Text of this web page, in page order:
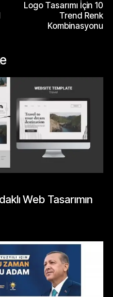
Logo Tasarımı İçin 10
Trend Renk
Kombinasyonu
Web Tasarımın